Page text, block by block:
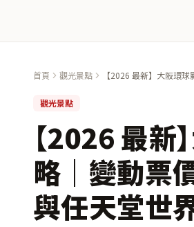
首頁 觀光景點
【2026 最新】大阪環
觀光景點
【2026 最新
略｜變動票
與任天堂世